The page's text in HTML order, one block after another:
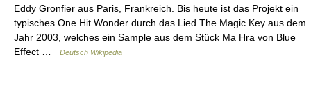
Eddy Gronfier aus Paris, Frankreich. Bis heute ist das Projekt ein
typisches One Hit Wonder durch das Lied The Magic Key aus dem
Jahr 2003, welches ein Sample aus dem Stück Ma Hra von Blue
Effect …
Deutsch Wikipedia